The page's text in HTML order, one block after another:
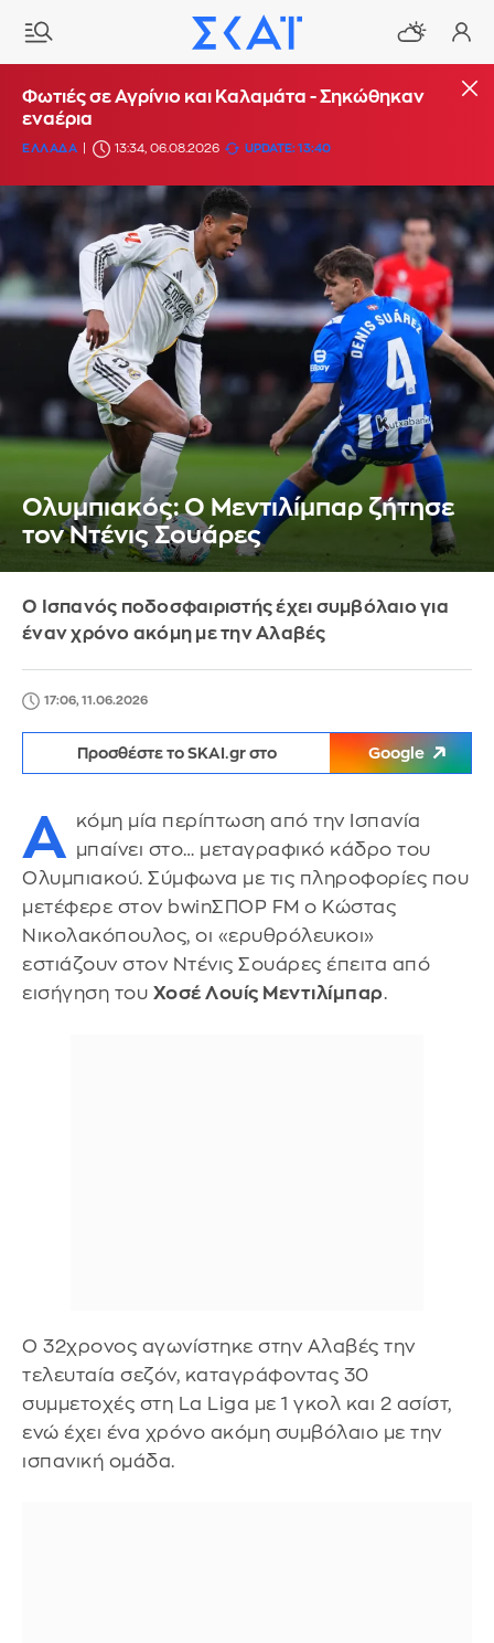
Φωτιές σε Αγρίνιο και Καλαμάτα - Σηκώθηκαν
εναέρια
ΕΛΛΑΔΑ 13:34, 06.08.2026 UPDATE: 13:40
Ολυμπιακός: Ο Μεντιλίμπαρ ζήτησε
τον Ντένις Σουάρες
Ο Ισπανός ποδοσφαιριστής έχει συμβόλαιο για
έναν χρόνο ακόμη με την Αλαβές
17:06, 11.06.2026
Προσθέστε το SKAI.gr στο Google
Α κόμη μία περίπτωση από την Ισπανία
μπαίνει στο… μεταγραφικό κάδρο του
Ολυμπιακού. Σύμφωνα με τις πληροφορίες που
μετέφερε στον bwinΣΠΟΡ FM ο Κώστας
Νικολακόπουλος, οι «ερυθρόλευκοι»
εστιάζουν στον Ντένις Σουάρες έπειτα από
εισήγηση του Χοσέ Λουίς Μεντιλίμπαρ.
Ο 32χρονος αγωνίστηκε στην Αλαβές την
τελευταία σεζόν, καταγράφοντας 30
συμμετοχές στη La Liga με 1 γκολ και 2 ασίστ,
ενώ έχει ένα χρόνο ακόμη συμβόλαιο με την
ισπανική ομάδα.